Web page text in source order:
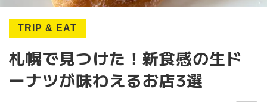
TRIP & EAT
札幌で見つけた！新食感の生ド
ーナツが味わえるお店3選